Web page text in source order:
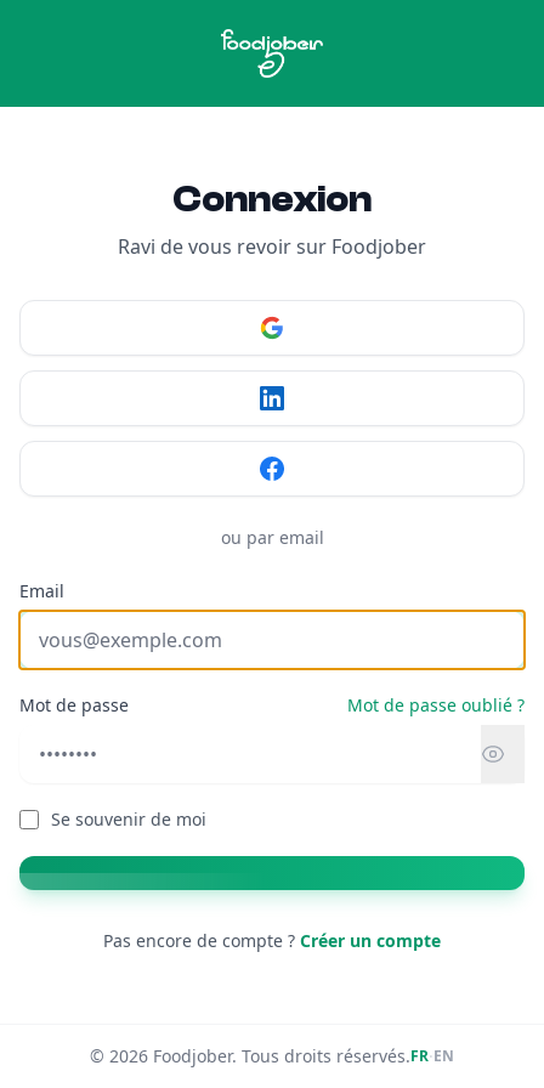
Connexion
Ravi de vous revoir sur Foodjober
ou par email
Email
Mot de passe Mot de passe oublié ?
Se souvenir de moi
Pas encore de compte ? Créer un compte
© 2026 Foodjober. Tous droits réservés.FR·EN